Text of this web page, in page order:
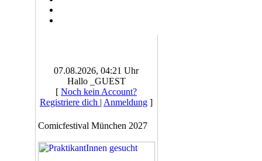
07.08.2026, 04:21 Uhr
Hallo _GUEST
[ Noch kein Account?
Registriere dich | Anmeldung ]
Comicfestival München 2027